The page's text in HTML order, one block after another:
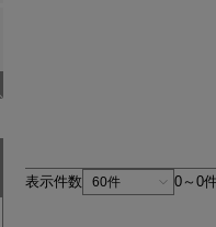
表示件数 0～0